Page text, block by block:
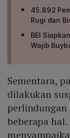
45.892
Rugi dan
BEI
Wajib
Sementara,
dilakukan
beberapa